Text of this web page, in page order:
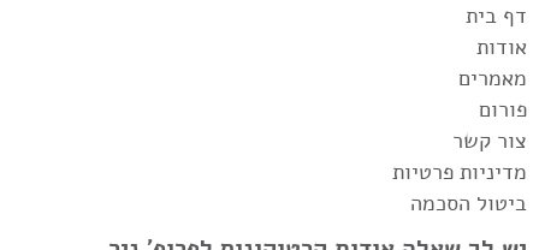
דף בית
אודות
מאמרים
פורום
צור קשר
מדיניות פרטיות
ביטול הסכמה